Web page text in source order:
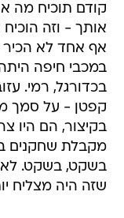
קודם תוכיח מה
אותך - וזה
אף אחד לא הכיר
במכבי חיפה
בכדורגל, רמי.
קפטן - על סמך
בקיצור, הם היו
מקבלת שחקנים
בשקט, בשקט. לא
שזה היה מצליח